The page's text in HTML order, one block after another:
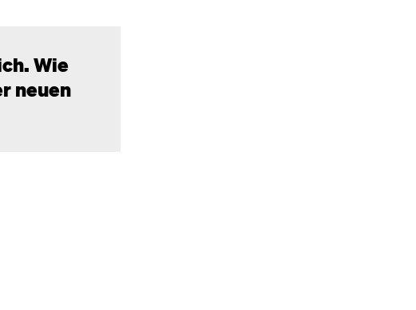
Wie
neuen